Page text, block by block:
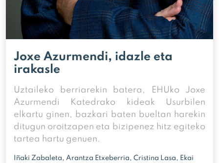
Joxe Azurmendi, idazle eta
irakasle
Uztaileko berriarekin batera, EHUko Joxe
Azurmendi Katedrako kideak Usurbilen
elkartu ginen, bazkari baten bueltan harekin
ditugun oroitzapen eta bizipenez hitz egiteko
tartea hartu genuen.
Iñaki Zabaleta, Arantza Etxeberria, Cristina Lasa, Ekai